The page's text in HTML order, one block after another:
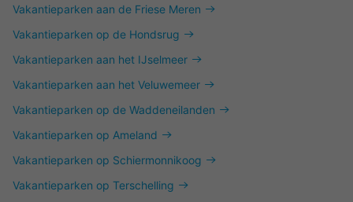
Vakantieparken aan de Friese Meren
Vakantieparken op de Hondsrug
Vakantieparken aan het IJselmeer
Vakantieparken aan het Veluwemeer
Vakantieparken op de Waddeneilanden
Vakantieparken op Ameland
Vakantieparken op Schiermonnikoog
Vakantieparken op Terschelling